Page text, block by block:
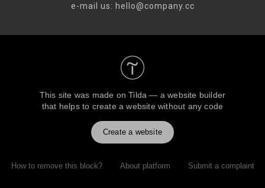
e-mail us: hello@company.cc
This site was made onTilda — a website builder
that helps to create a website without any code
Create a website
How to remove this block? About platform Submit a complaint